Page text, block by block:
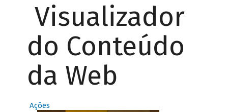
Visualizador
do Conteúdo
da Web
Ações